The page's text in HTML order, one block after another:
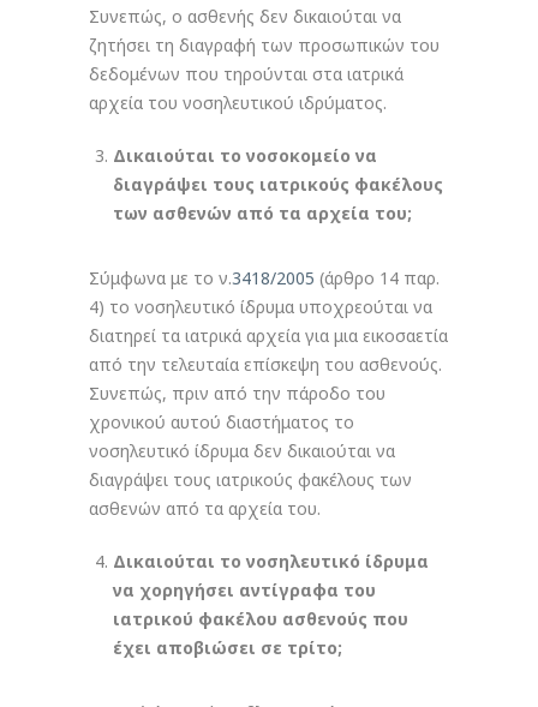
Συνεπώς, ο ασθενής δεν δικαιούται να
ζητήσει τη διαγραφή των προσωπικών του
δεδομένων που τηρούνται στα ιατρικά
αρχεία του νοσηλευτικού ιδρύματος.
Δικαιούται το νοσοκομείο να
διαγράψει τους ιατρικούς φακέλους
των ασθενών από τα αρχεία του;
Σύμφωνα με το ν.3418/2005 (άρθρο 14 παρ.
4) το νοσηλευτικό ίδρυμα υποχρεούται να
διατηρεί τα ιατρικά αρχεία για μια εικοσαετία
από την τελευταία επίσκεψη του ασθενούς.
Συνεπώς, πριν από την πάροδο του
χρονικού αυτού διαστήματος το
νοσηλευτικό ίδρυμα δεν δικαιούται να
διαγράψει τους ιατρικούς φακέλους των
ασθενών από τα αρχεία του.
Δικαιούται το νοσηλευτικό ίδρυμα
να χορηγήσει αντίγραφα του
ιατρικού φακέλου ασθενούς που
έχει αποβιώσει σε τρίτο;